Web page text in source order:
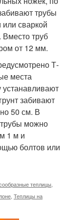
трубы
сваркой
Вместо труб
от 12 мм.
Т-
места
устанавливают
забивают
50 см. В
трубы можно
1 м и
болтов или
теплицы
Теплицы на